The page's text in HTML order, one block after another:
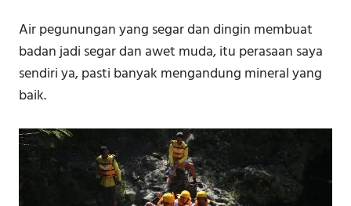
Air pegunungan yang segar dan dingin membuat
badan jadi segar dan awet muda, itu perasaan saya
sendiri ya, pasti banyak mengandung mineral yang
baik.